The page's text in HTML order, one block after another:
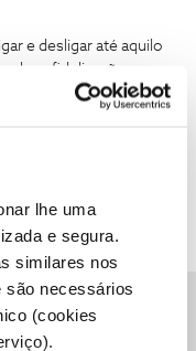
lhe uma
e segura.
similares nos
são necessários
(cookies
e desligar até aquilo
a fidelização, o que
Forum|Forum|5 years ago